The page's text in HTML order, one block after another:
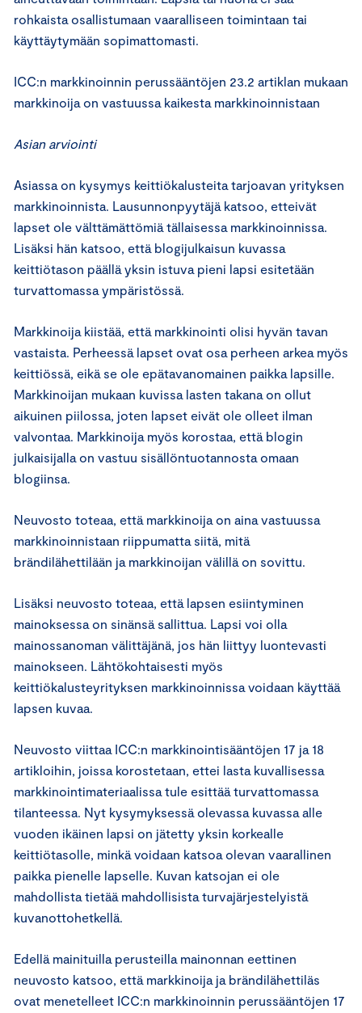
rohkaista osallistumaan vaaralliseen toimintaan tai
käyttäytymään sopimattomasti.
ICC:n markkinoinnin perussääntöjen 23.2 artiklan mukaan
markkinoija on vastuussa kaikesta markkinoinnistaan
Asian arviointi
Asiassa on kysymys keittiökalusteita tarjoavan yrityksen
markkinoinnista. Lausunnonpyytäjä katsoo, etteivät
lapset ole välttämättömiä tällaisessa markkinoinnissa.
Lisäksi hän katsoo, että blogijulkaisun kuvassa
keittiötason päällä yksin istuva pieni lapsi esitetään
turvattomassa ympäristössä.
Markkinoija kiistää, että markkinointi olisi hyvän tavan
vastaista. Perheessä lapset ovat osa perheen arkea myös
keittiössä, eikä se ole epätavanomainen paikka lapsille.
Markkinoijan mukaan kuvissa lasten takana on ollut
aikuinen piilossa, joten lapset eivät ole olleet ilman
valvontaa. Markkinoija myös korostaa, että blogin
julkaisijalla on vastuu sisällöntuotannosta omaan
blogiinsa.
Neuvosto toteaa, että markkinoija on aina vastuussa
markkinoinnistaan riippumatta siitä, mitä
brändilähettilään ja markkinoijan välillä on sovittu.
Lisäksi neuvosto toteaa, että lapsen esiintyminen
mainoksessa on sinänsä sallittua. Lapsi voi olla
mainossanoman välittäjänä, jos hän liittyy luontevasti
mainokseen. Lähtökohtaisesti myös
keittiökalusteyrityksen markkinoinnissa voidaan käyttää
lapsen kuvaa.
Neuvosto viittaa ICC:n markkinointisääntöjen 17 ja 18
artikloihin, joissa korostetaan, ettei lasta kuvallisessa
markkinointimateriaalissa tule esittää turvattomassa
tilanteessa. Nyt kysymyksessä olevassa kuvassa alle
vuoden ikäinen lapsi on jätetty yksin korkealle
keittiötasolle, minkä voidaan katsoa olevan vaarallinen
paikka pienelle lapselle. Kuvan katsojan ei ole
mahdollista tietää mahdollisista turvajärjestelyistä
kuvanottohetkellä.
Edellä mainituilla perusteilla mainonnan eettinen
neuvosto katsoo, että markkinoija ja brändilähettiläs
ovat menetelleet ICC:n markkinoinnin perussääntöjen 17